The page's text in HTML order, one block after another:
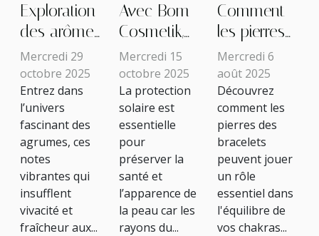
Exploration
des arômes
d'agrumes
dans les
parfums de
cologne
classiques
Mercredi 29
octobre 2025
Entrez dans
l’univers
fascinant des
agrumes, ces
notes
vibrantes qui
insufflent
vivacité et
fraîcheur aux...
Avec Bom
Cosmetik,
découvrez
l’effet
protecteur
des crèmes
solaires
coréennes !
Mercredi 15
octobre 2025
La protection
solaire est
essentielle
pour
préserver la
santé et
l’apparence de
la peau car les
rayons du...
Comment
les pierres
des
bracelets
influencent-
elles les
chakras ?
Mercredi 6
août 2025
Découvrez
comment les
pierres des
bracelets
peuvent jouer
un rôle
essentiel dans
l'équilibre de
vos chakras...